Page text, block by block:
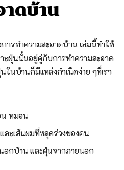
าดบ้าน
ารทำความสะอาดบ้าน เล่มนี้ทำให้
าะฝุ่นนั้นอยู่คู่กับการทำความสะอาด
นบ้านก็มีแหล่งกำเนิดง่าย ๆที่เรา
น หมอน
ละเส้นผมที่หลุดร่วงของคน
อกบ้าน และฝุ่นจากภายนอก